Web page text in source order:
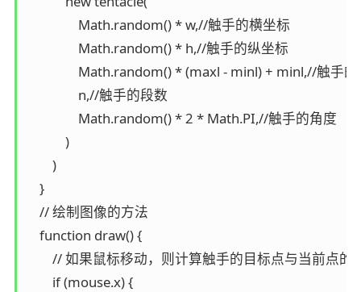
                Math.random() * w,//触手的横坐标
                Math.random() * h,//触手的纵坐标
Math.random() * (maxl - minl) + minl,//触手
                n,//触手的段数
                Math.random() * 2 * Math.PI,//触手的角度
            )
        )
    }
    // 绘制图像的方法
    function draw() {
// 如果鼠标移动，则计算触手的目标点与当前点的
        if (mouse.x) {